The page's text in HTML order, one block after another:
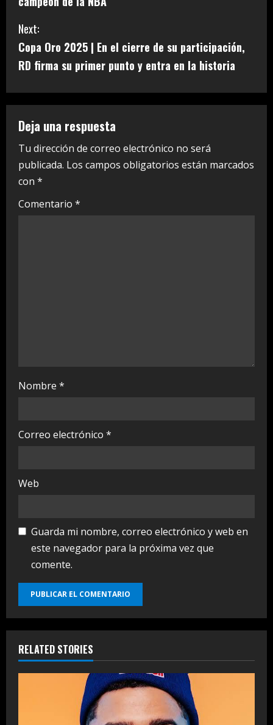
t
i
n
u
e
R
e
a
Next:
Copa Oro 2025 | En el cierre de su participación,
RD firma su primer punto y entra en la historia
Deja una respuesta
Tu dirección de correo electrónico no será
publicada. Los campos obligatorios están marcados
con *
Comentario *
Nombre *
Correo electrónico *
Web
Guarda mi nombre, correo electrónico y web en
este navegador para la próxima vez que
comente.
RELATED STORIES